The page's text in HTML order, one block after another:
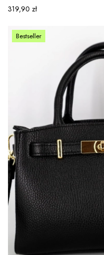
Cena
319,90 zł
Bestseller